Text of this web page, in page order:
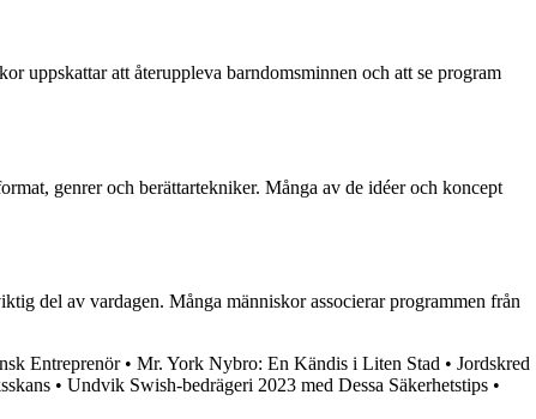
uppskattar att återuppleva barndomsminnen och att se program
genrer och berättartekniker. Många av de idéer och koncept
del av vardagen. Många människor associerar programmen från
Entreprenör• Mr. York Nybro: En Kändis i Liten Stad • Jordskred
• Undvik Swish-bedrägeri 2023 med Dessa Säkerhetstips •